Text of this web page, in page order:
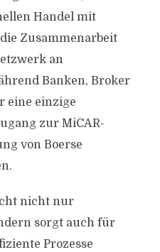
Handel mit
Zusammenarbeit
an
Banken, Broker
eine einzige
zur MiCAR-
von Boerse
nicht nur
sorgt auch für
Prozesse